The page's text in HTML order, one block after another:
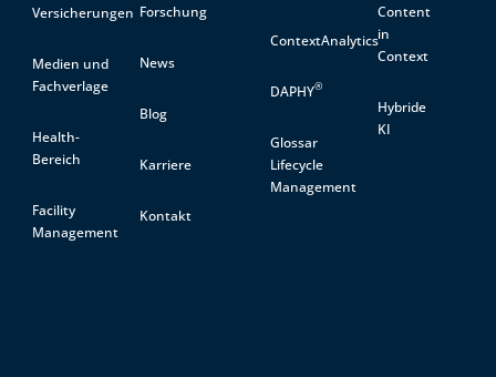
Versicherungen
Medien und
Fachverlage
Health-
Bereich
Facility
Management
Forschung
News
Blog
Karriere
Kontakt
ContextAnalytics
DAPHY®
Glossar
Lifecycle
Management
Content
in
Context
Hybride
KI